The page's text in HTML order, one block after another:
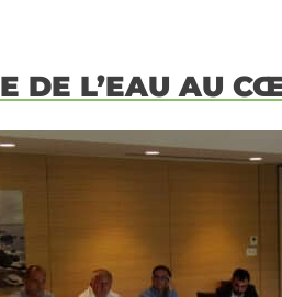
DE L’EAU AU